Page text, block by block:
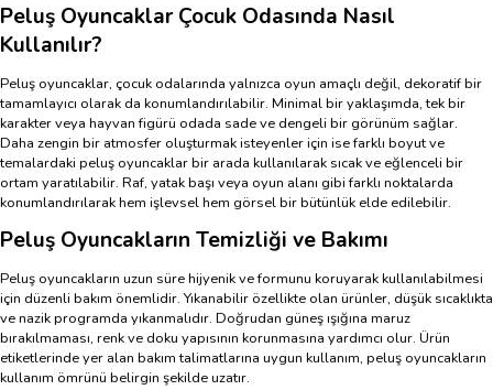
Peluş Oyuncaklar Çocuk Odasında Nasıl
Kullanılır?
Peluş oyuncaklar, çocuk odalarında yalnızca oyun amaçlı değil, dekoratif bir
tamamlayıcı olarak da konumlandırılabilir. Minimal bir yaklaşımda, tek bir
karakter veya hayvan figürü odada sade ve dengeli bir görünüm sağlar.
Daha zengin bir atmosfer oluşturmak isteyenler için ise farklı boyut ve
temalardaki peluş oyuncaklar bir arada kullanılarak sıcak ve eğlenceli bir
ortam yaratılabilir. Raf, yatak başı veya oyun alanı gibi farklı noktalarda
konumlandırılarak hem işlevsel hem görsel bir bütünlük elde edilebilir.
Peluş Oyuncakların Temizliği ve Bakımı
Peluş oyuncakların uzun süre hijyenik ve formunu koruyarak kullanılabilmesi
için düzenli bakım önemlidir. Yıkanabilir özellikte olan ürünler, düşük sıcaklıkta
ve nazik programda yıkanmalıdır. Doğrudan güneş ışığına maruz
bırakılmaması, renk ve doku yapısının korunmasına yardımcı olur. Ürün
etiketlerinde yer alan bakım talimatlarına uygun kullanım, peluş oyuncakların
kullanım ömrünü belirgin şekilde uzatır.